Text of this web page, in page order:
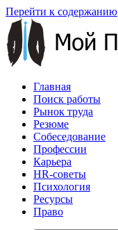
Перейти к содержанию
Главная
Поиск работы
Рынок труда
Резюме
Собеседование
Профессии
Карьера
HR-советы
Психология
Ресурсы
Право